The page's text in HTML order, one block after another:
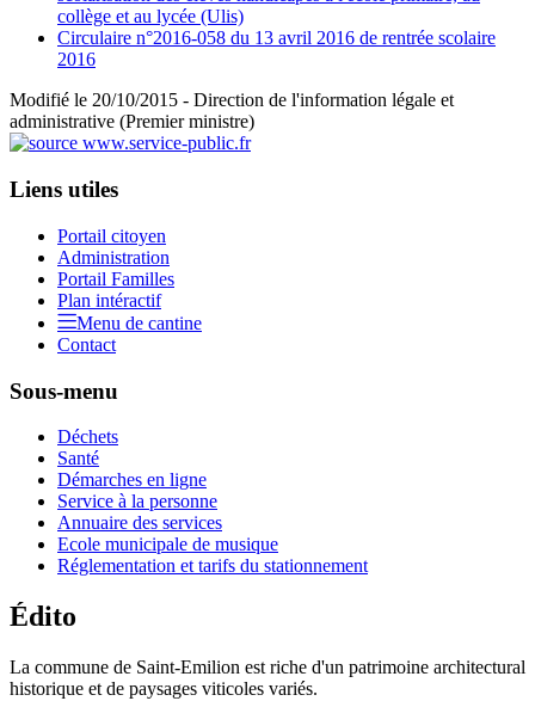
collège et au lycée (Ulis)
Circulaire n°2016-058 du 13 avril 2016 de rentrée scolaire
2016
Modifié le 20/10/2015 - Direction de l'information légale et
administrative (Premier ministre)
Liens utiles
Portail citoyen
Administration
Portail Familles
Plan intéractif
Menu de cantine
Contact
Sous-menu
Déchets
Santé
Démarches en ligne
Service à la personne
Annuaire des services
Ecole municipale de musique
Réglementation et tarifs du stationnement
Édito
La commune de Saint-Emilion est riche d'un patrimoine architectural
historique et de paysages viticoles variés.